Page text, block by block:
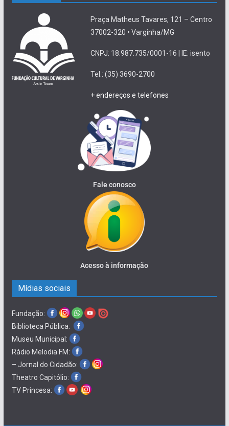
Praça Matheus Tavares, 121 – Centro
37002-320 • Varginha/MG
CNPJ: 18.987.735/0001-16 | IE: isento
Tel.: (35) 3690-2700
+ endereços e telefones
Fale conosco
Acesso à informação
Mídias sociais
Fundação:
Biblioteca Pública:
Museu Municipal:
Rádio Melodia FM:
– Jornal do Cidadão:
Theatro Capitólio:
TV Princesa: